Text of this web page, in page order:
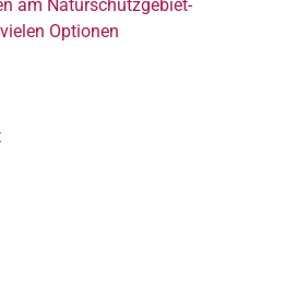
am Naturschutzgebiet-
Optionen